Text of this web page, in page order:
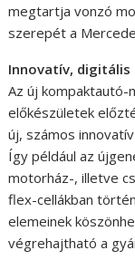
megtartja vonzó
szerepét a
Innovatív, digitális
Az új kompaktautó-
előkészületek
új, számos
Így például az
motorház-, illetve
flex-cellákban
elemeinek
végrehajtható a